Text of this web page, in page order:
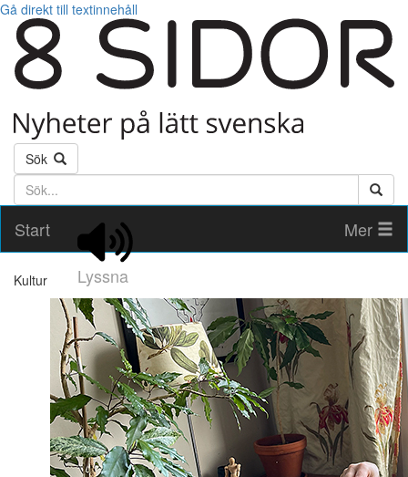
Gå direkt till textinnehåll
Sök
Söktext
Start
Lyssna
Mer
Kultur